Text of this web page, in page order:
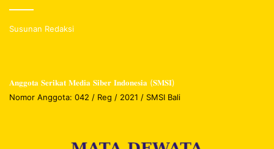
Susunan Redaksi
𝐀𝐧𝐠𝐠𝐨𝐭𝐚 𝐒𝐞𝐫𝐢𝐤𝐚𝐭 𝐌𝐞𝐝𝐢𝐚 𝐒𝐢𝐛𝐞𝐫 𝐈𝐧𝐝𝐨𝐧𝐞𝐬𝐢𝐚 (𝐒𝐌𝐒𝐈)
Nomor Anggota: 042 / Reg / 2021 / SMSI Bali